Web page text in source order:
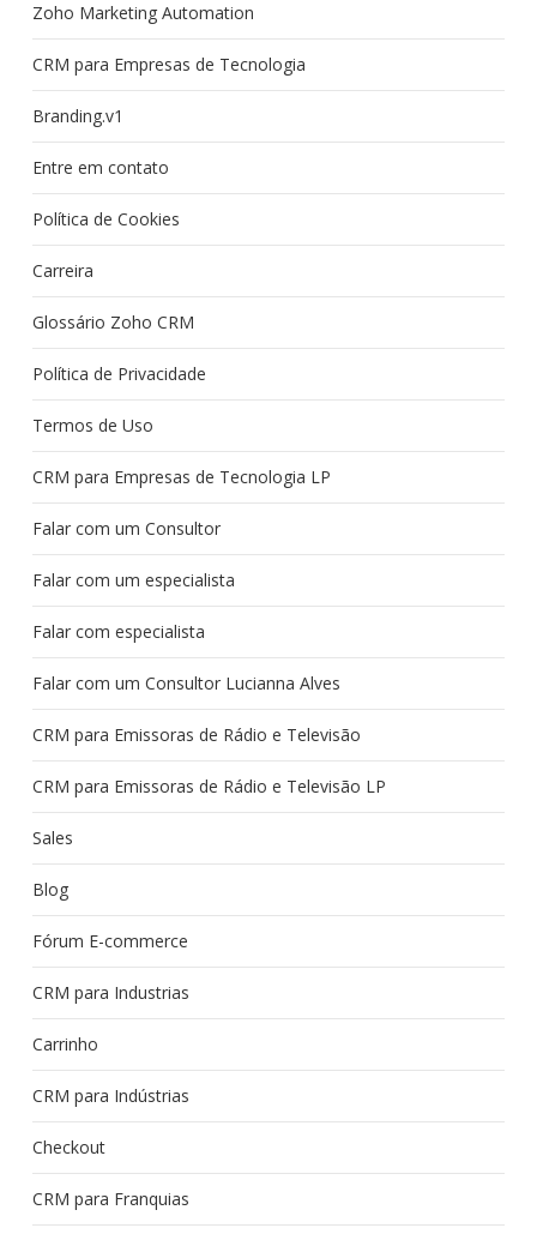
Zoho Marketing Automation
CRM para Empresas de Tecnologia
Branding.v1
Entre em contato
Política de Cookies
Carreira
Glossário Zoho CRM
Política de Privacidade
Termos de Uso
CRM para Empresas de Tecnologia LP
Falar com um Consultor
Falar com um especialista
Falar com especialista
Falar com um Consultor Lucianna Alves
CRM para Emissoras de Rádio e Televisão
CRM para Emissoras de Rádio e Televisão LP
Sales
Blog
Fórum E-commerce
CRM para Industrias
Carrinho
CRM para Indústrias
Checkout
CRM para Franquias